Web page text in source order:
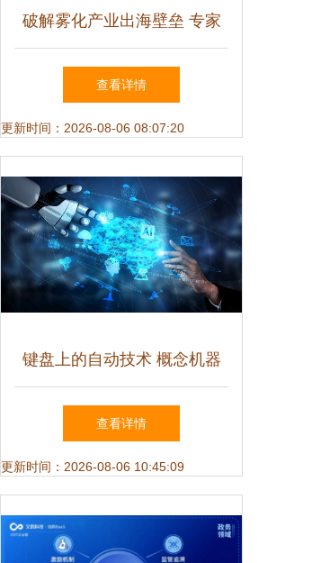
破解雾化产业出海壁垒 专家
提“母工厂”与技术服务双轮驱
动策略
查看详情
更新时间：2026-08-06 08:07:20
键盘上的自动技术 概念机器
人与任务处理的革新之道
查看详情
更新时间：2026-08-06 10:45:09